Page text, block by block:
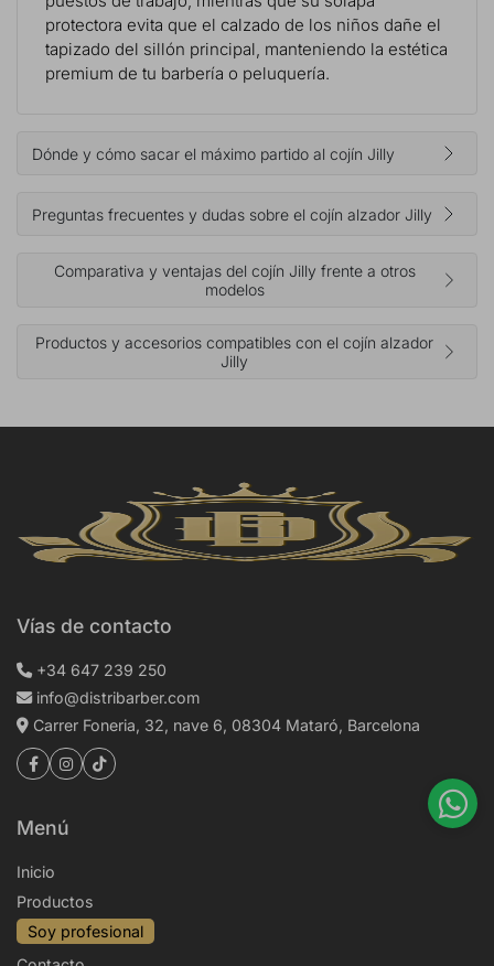
protectora evita que el calzado de los niños dañe el
tapizado del sillón principal, manteniendo la estética
premium de tu barbería o peluquería.
Dónde y cómo sacar el máximo partido al cojín Jilly
Preguntas frecuentes y dudas sobre el cojín alzador Jilly
Comparativa y ventajas del cojín Jilly frente a otros
modelos
Productos y accesorios compatibles con el cojín alzador
Jilly
Vías de contacto
+34 647 239 250
info@distribarber.com
Carrer Foneria, 32, nave 6, 08304 Mataró, Barcelona
Menú
Inicio
Productos
Soy profesional